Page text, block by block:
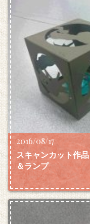
2016/08/17
スキャンカット作
＆ランプ